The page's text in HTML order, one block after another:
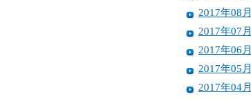
2017年08月
2017年07月
2017年06月
2017年05月
2017年04月